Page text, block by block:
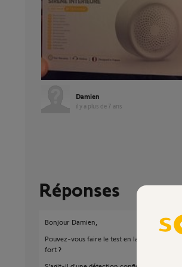
Damien
il y a plus de 7 ans
Réponses
Bonjour Damien,
Pouvez-vous faire le test en laissant sonner
fort ?